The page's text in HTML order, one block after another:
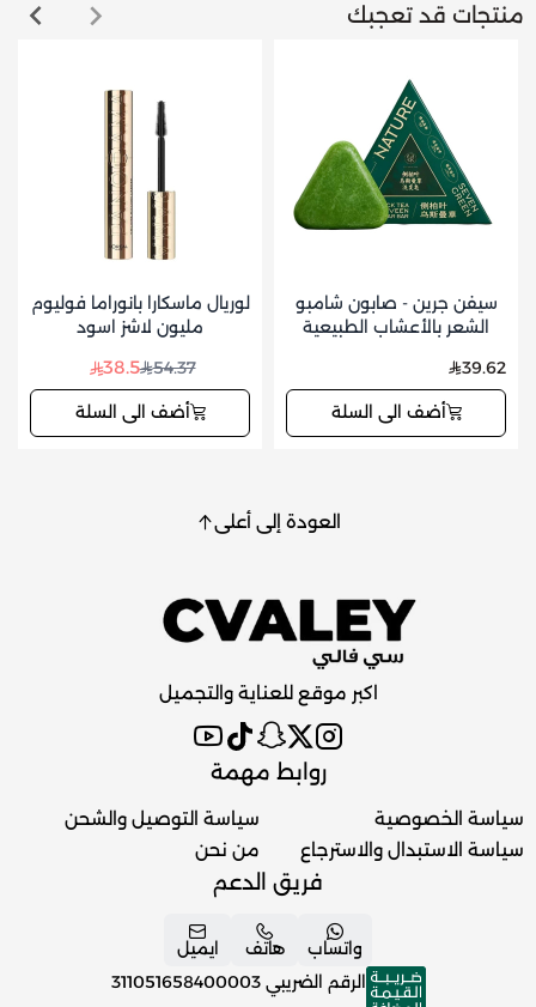
منتجات قد تعجبك
سيفن جرين - صابون شامبو
الشعر بالأعشاب الطبيعية
39.62
أضف الى السلة
لوريال ماسكارا بانوراما فوليوم
مليون لاشز اسود
54.37
38.5
أضف الى السلة
العودة إلى أعلى
اكبر موقع للعناية والتجميل
روابط مهمة
سياسة الخصوصية
سياسة الاستبدال والاسترجاع
سياسة التوصيل والشحن
من نحن
فريق الدعم
واتساب هاتف
ايميل
الرقم الضريبي 311051658400003